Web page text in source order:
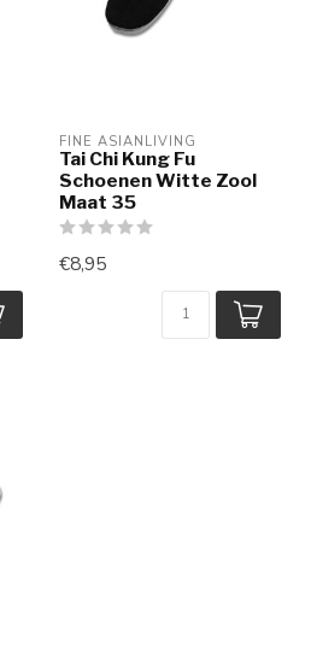
FINE ASIANLIVING
Tai Chi Kung Fu
Schoenen Witte Zool
Maat 35
€8,95